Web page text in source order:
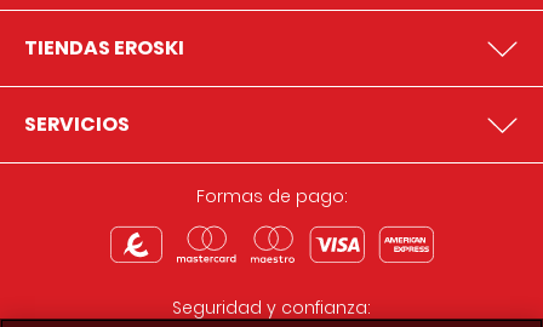
TIENDAS EROSKI
SERVICIOS
Formas de pago:
Seguridad y confianza: